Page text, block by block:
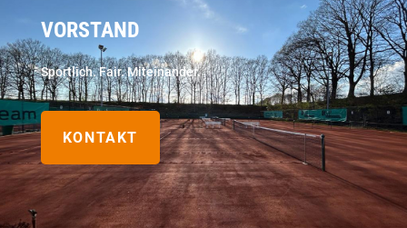
VORSTAND
Sportlich. Fair. Miteinander.
KONTAKT